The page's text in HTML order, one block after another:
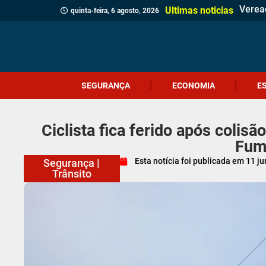
quinta-feira, 6 agosto, 2026 Ultimas noticias Dia
Içara
Idosa
PM
SEGURANÇA ECONOMIA
Ciclista fica ferido após
Segurança |
Trânsito
Esta notícia foi publicada em 11